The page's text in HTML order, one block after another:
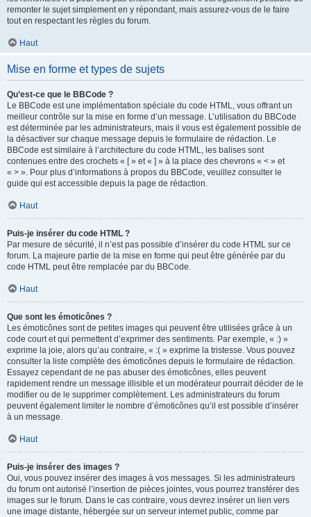
remonter le sujet simplement en y répondant, mais assurez-vous de le faire
tout en respectant les règles du forum.
Haut
Mise en forme et types de sujets
Qu’est-ce que le BBCode ?
Le BBCode est une implémentation spéciale du code HTML, vous offrant un
meilleur contrôle sur la mise en forme d’un message. L’utilisation du BBCode
est déterminée par les administrateurs, mais il vous est également possible de
la désactiver sur chaque message depuis le formulaire de rédaction. Le
BBCode est similaire à l’architecture du code HTML, les balises sont
contenues entre des crochets « [ » et « ] » à la place des chevrons « < » et
« > ». Pour plus d’informations à propos du BBCode, veuillez consulter le
guide qui est accessible depuis la page de rédaction.
Haut
Puis-je insérer du code HTML ?
Par mesure de sécurité, il n’est pas possible d’insérer du code HTML sur ce
forum. La majeure partie de la mise en forme qui peut être générée par du
code HTML peut être remplacée par du BBCode.
Haut
Que sont les émoticônes ?
Les émoticônes sont de petites images qui peuvent être utilisées grâce à un
code court et qui permettent d’exprimer des sentiments. Par exemple, « :) »
exprime la joie, alors qu’au contraire, « :( » exprime la tristesse. Vous pouvez
consulter la liste complète des émoticônes depuis le formulaire de rédaction.
Essayez cependant de ne pas abuser des émoticônes, elles peuvent
rapidement rendre un message illisible et un modérateur pourrait décider de le
modifier ou de le supprimer complètement. Les administrateurs du forum
peuvent également limiter le nombre d’émoticônes qu’il est possible d’insérer
à un message.
Haut
Puis-je insérer des images ?
Oui, vous pouvez insérer des images à vos messages. Si les administrateurs
du forum ont autorisé l’insertion de pièces jointes, vous pourrez transférer des
images sur le forum. Dans le cas contraire, vous devrez insérer un lien vers
une image distante, hébergée sur un serveur internet public, comme par